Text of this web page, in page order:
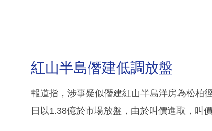
紅山半島僭建低調放盤
報道指，涉事疑似僭建紅山半島洋房為松柏
日以1.38億於市場放盤，由於叫價進取，叫